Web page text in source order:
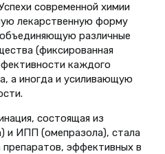
современной химии
лекарственную форму
различные
(фиксированная
каждого
а иногда и усиливающую
состоящая из
и ИПП (омепразола), стала
эффективных в